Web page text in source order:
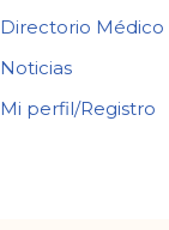
Directorio Médico
Noticias
Mi perfil/Registro